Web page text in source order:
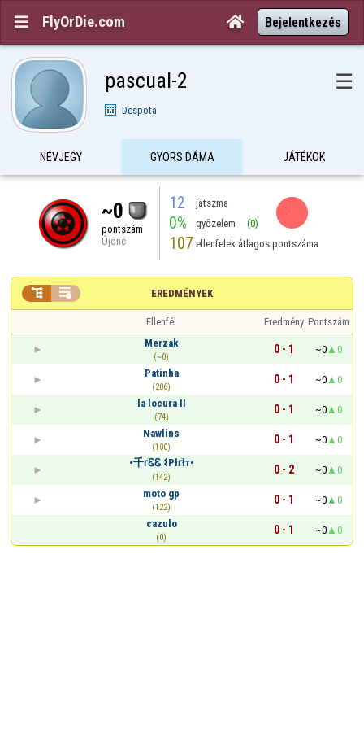
 FlyOrDie.com  Bejelentkezés
pascual-2 ☰
Despota
NÉVJEGY GYORS DÁMA JÁTÉKOK
~0
pontszám
Újonc
12 játszma
0% győzelem (0)
107 ellenfelek átlagos pontszáma
EREDMÉNYEK
 
Ellenfél Eredmény Pontszám
Merzak
(~0)
0 - 1 ~0
0
Patinha
(206)
0 - 1 ~0
0
la locura II
(74)
0 - 1 ~0
0
Nawlins
(100)
0 - 1 ~0
0
•千ꭈׁᏋᏋ 𐌔Płꭈׁłт•
(142)
0 - 2 ~0
0
moto gp
(122)
0 - 1 ~0
0
cazulo
(0)
0 - 1 ~0 0